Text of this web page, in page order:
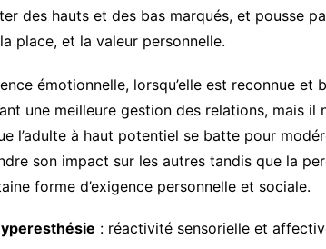
des hauts et des bas marqués, et pousse
place, et la valeur personnelle.
émotionnelle, lorsqu’elle est reconnue
une meilleure gestion des relations, mais il
l’adulte à haut potentiel se batte pour
son impact sur les autres tandis que la
forme d’exigence personnelle et sociale.
: réactivité sensorielle et